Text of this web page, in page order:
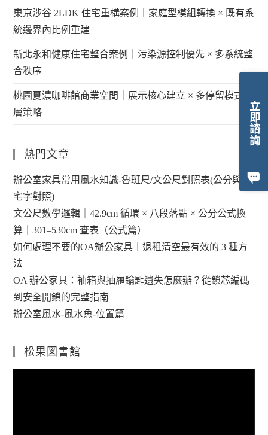
立即諮詢
東京涉谷 2LDK 住宅重構案例｜家庭型模組轉換 × 既有系
統邊界內比例重建
新北永和健康住宅整合案例｜污染源控制優先 × 多系統整
合秩序
桃園夏濃咖啡館商業空間｜展示核心建立 × 多停留模式分
層策略
熱門文章
辦公室家具常用風水知識-魯班尺/文公尺對照表(公分與陽
宅字對照)
文公尺數學邏輯｜42.9cm 循環 × 八段落點 × 公分公式換
算｜301–530cm 查表（公式篇）
如何處理不要的OA辦公家具｜退租清空最有效的 3 種方
法
OA 辦公家具：袖箱與抽屜鑰匙遺失怎麼辦？從鎖芯編碼
到安全開鎖的完整指南
辦公室風水-風水魚-位置篇
松果図書館